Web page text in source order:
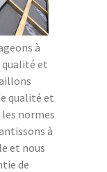
à
qualité et
qualité et
normes
à
et nous
de